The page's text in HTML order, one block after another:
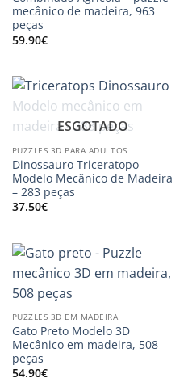
mecânico de madeira, 963
peças
59.90€
ESGOTADO
PUZZLES 3D PARA ADULTOS
Dinossauro Triceratopo
Modelo Mecânico de Madeira
– 283 peças
37.50€
PUZZLES 3D EM MADEIRA
Gato Preto Modelo 3D
Mecânico em madeira, 508
peças
54.90€